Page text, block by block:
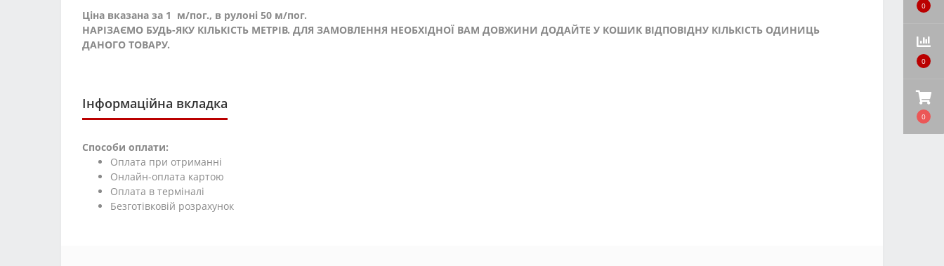
0
0
0
Ціна вказана за 1 м/пог., в рулоні 50 м/пог.
НАРІЗАЄМО БУДЬ-ЯКУ КІЛЬКІСТЬ МЕТРІВ. ДЛЯ ЗАМОВЛЕННЯ НЕОБХІДНОЇ ВАМ ДОВЖИНИ ДОДАЙТЕ У КОШИК ВІДПОВІДНУ КІЛЬКІСТЬ ОДИНИЦЬ
ДАНОГО ТОВАРУ.
Інформаційна вкладка
Способи оплати:
Оплата при отриманні
Онлайн-оплата картою
Оплата в терміналі
Безготівковій розрахунок